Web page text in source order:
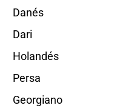
Danés
Dari
Holandés
Persa
Georgiano